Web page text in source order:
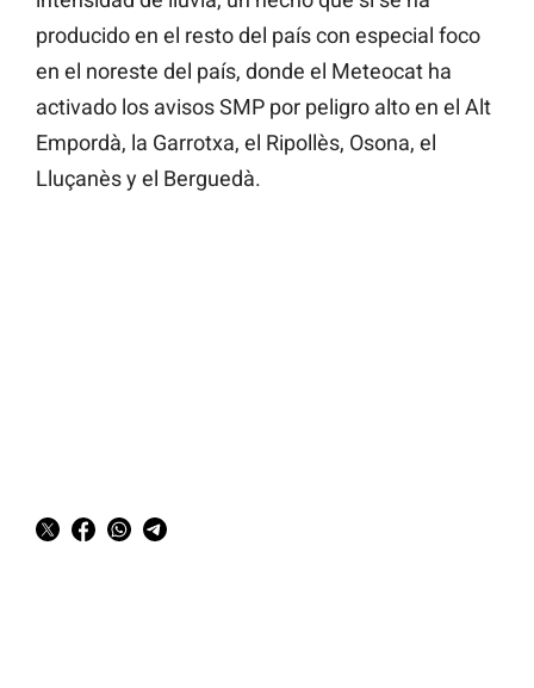
producido en el resto del país con especial foco
en el noreste del país, donde el Meteocat ha
activado los avisos SMP por peligro alto en el Alt
Empordà, la Garrotxa, el Ripollès, Osona, el
Lluçanès y el Berguedà.